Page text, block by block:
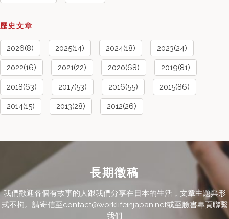
歷史文章
2026(8) 2025(14) 2024(18) 2023(24)
2022(16) 2021(22) 2020(68) 2019(81)
2018(63) 2017(53) 2016(55) 2015(86)
2014(15) 2013(28) 2012(26)
長期徵稿
我們歡迎各個有故事的人跟我們分享在日本的生活，文章主題與形
式不拘。請寄信至contact@worklifeinjapan.net或至臉書專頁聯繫
我們